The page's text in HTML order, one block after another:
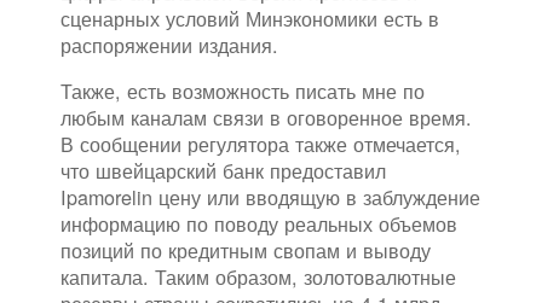
сценарных условий Минэкономики есть в
распоряжении издания.
Также, есть возможность писать мне по
любым каналам связи в оговоренное время.
В сообщении регулятора также отмечается,
что швейцарский банк предоставил
Ipamorelin цену или вводящую в заблуждение
информацию по поводу реальных объемов
позиций по кредитным свопам и выводу
капитала. Таким образом, золотовалютные